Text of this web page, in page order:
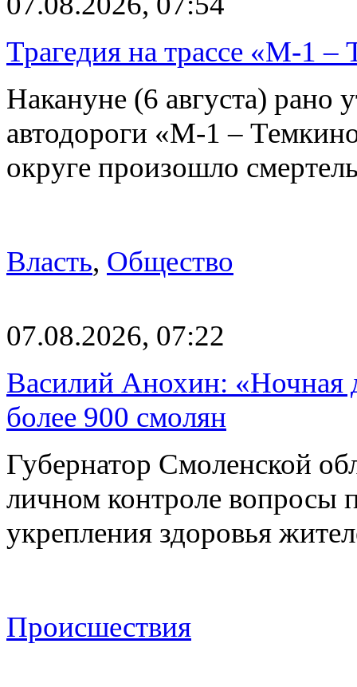
Трагедия на трассе «М-1 –
Накануне (6 августа) рано
автодороги «М-1 –
округе произошло
Власть, Общество
07.08.2026, 07:22
Василий Анохин: «Ночная
более 900 смолян
Губернатор Смоленской
личном контроле вопросы
укрепления здоровья
Происшествия